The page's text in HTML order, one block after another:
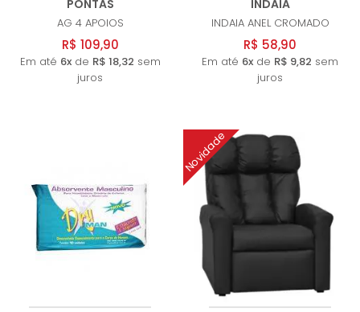
PONTAS
AG 4 APOIOS
R$ 109,90
Em até 6xde R$ 18,32 sem
juros
INDAIA
INDAIA ANEL CROMADO
R$ 58,90
Em até 6x de R$ 9,82 sem
juros
Novidade